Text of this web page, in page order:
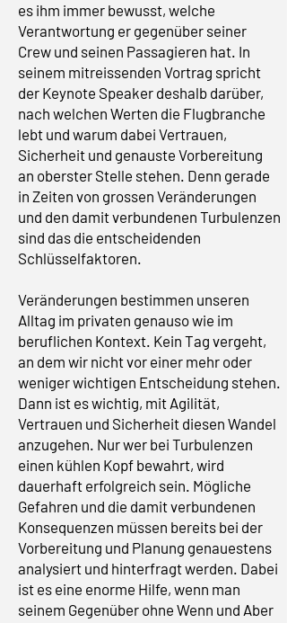
es ihm immer bewusst, welche
Verantwortung er gegenüber seiner
Crew und seinen Passagieren hat. In
seinem mitreissenden Vortrag spricht
der Keynote Speaker deshalb darüber,
nach welchen Werten die Flugbranche
lebt und warum dabei Vertrauen,
Sicherheit und genauste Vorbereitung
an oberster Stelle stehen. Denn gerade
in Zeiten von grossen Veränderungen
und den damit verbundenen Turbulenzen
sind das die entscheidenden
Schlüsselfaktoren.
Veränderungen bestimmen unseren
Alltag im privaten genauso wie im
beruflichen Kontext. Kein Tag vergeht,
an dem wir nicht vor einer mehr oder
weniger wichtigen Entscheidung stehen.
Dann ist es wichtig, mit Agilität,
Vertrauen und Sicherheit diesen Wandel
anzugehen. Nur wer bei Turbulenzen
einen kühlen Kopf bewahrt, wird
dauerhaft erfolgreich sein. Mögliche
Gefahren und die damit verbundenen
Konsequenzen müssen bereits bei der
Vorbereitung und Planung genauestens
analysiert und hinterfragt werden. Dabei
ist es eine enorme Hilfe, wenn man
seinem Gegenüber ohne Wenn und Aber